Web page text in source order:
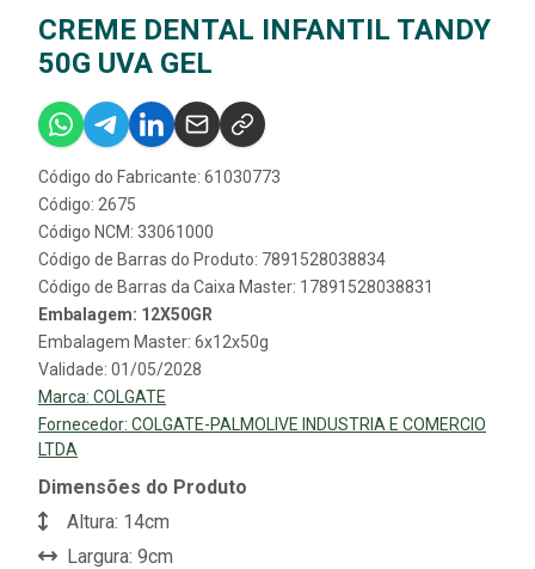
CREME DENTAL INFANTIL TANDY
50G UVA GEL
Código do Fabricante: 61030773
Código: 2675
Código NCM: 33061000
Código de Barras do Produto: 7891528038834
Código de Barras da Caixa Master: 17891528038831
Embalagem: 12X50GR
Embalagem Master: 6x12x50g
Validade: 01/05/2028
Marca: COLGATE
Fornecedor: COLGATE-PALMOLIVE INDUSTRIA E COMERCIO
LTDA
Dimensões do Produto
Altura: 14cm
Largura: 9cm